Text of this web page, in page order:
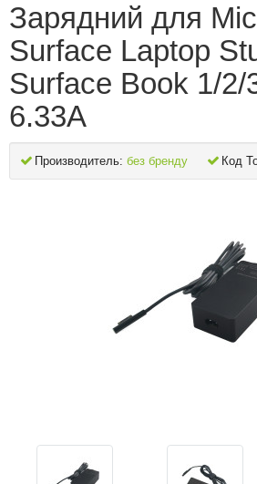
Зарядний для
Surface Laptop
Surface Book 1/2/
6.33A
Производитель: без бренду Код